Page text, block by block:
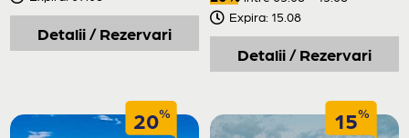
Detalii / Rezervari
Expira: 15.08
Detalii / Rezervari
20% 15%